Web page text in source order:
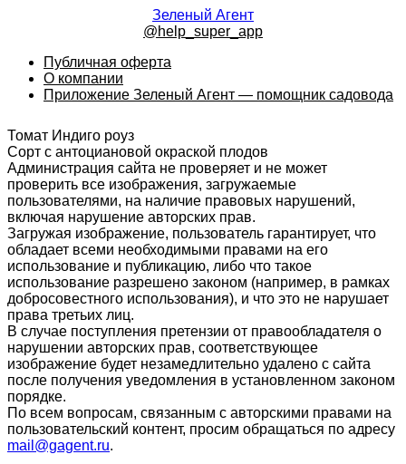
Зеленый Агент
@help_super_app
Публичная оферта
О компании
Приложение Зеленый Агент — помощник садовода
Томат Индиго роуз
Сорт с антоциановой окраской плодов
Администрация сайта не проверяет и не может
проверить все изображения, загружаемые
пользователями, на наличие правовых нарушений,
включая нарушение авторских прав.
Загружая изображение, пользователь гарантирует, что
обладает всеми необходимыми правами на его
использование и публикацию, либо что такое
использование разрешено законом (например, в рамках
добросовестного использования), и что это не нарушает
права третьих лиц.
В случае поступления претензии от правообладателя о
нарушении авторских прав, соответствующее
изображение будет незамедлительно удалено с сайта
после получения уведомления в установленном законом
порядке.
По всем вопросам, связанным с авторскими правами на
пользовательский контент, просим обращаться по адресу
mail@gagent.ru.